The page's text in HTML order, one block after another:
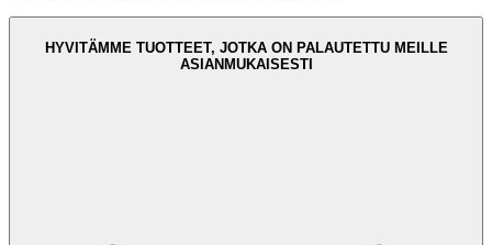
HYVITÄMME TUOTTEET, JOTKA ON PALAUTETTU MEILLE
ASIANMUKAISESTI